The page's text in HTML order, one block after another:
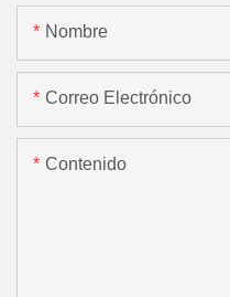
Nombre
Correo Electrónico
Contenido